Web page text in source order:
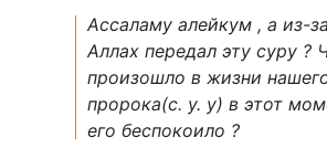
Ассаламу алейкум , а из-
Аллах передал эту суру ?
произошло в жизни
пророка(с. у. у) в этот
его беспокоило ?